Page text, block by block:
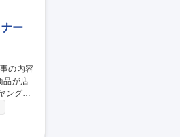
ー
品が店
品開
てお
応す